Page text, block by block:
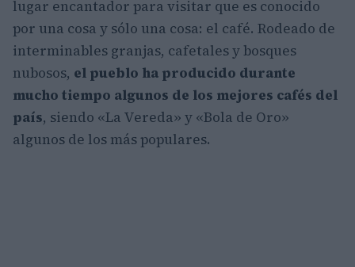
lugar encantador para visitar que es conocido
por una cosa y sólo una cosa: el café. Rodeado de
interminables granjas, cafetales y bosques
nubosos, el pueblo ha producido durante
mucho tiempo algunos de los mejores cafés del
país, siendo «La Vereda» y «Bola de Oro»
algunos de los más populares.